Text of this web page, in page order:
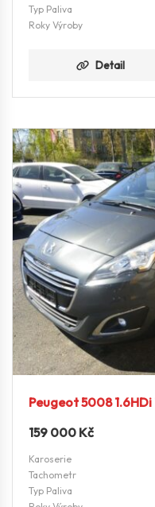
Typ Paliva
Roky Výroby
Detail
Peugeot 5008
159 000 Kč
Karoserie
Tachometr
Typ Paliva